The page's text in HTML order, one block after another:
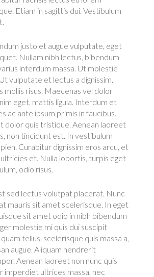
Etiam in sagittis dui. Vestibulum
justo et augue vulputate, eget
Nullam nibh lectus, bibendum
interdum massa. Ut molestie
vulputate et lectus a dignissim.
mollis risus. Maecenas vel dolor
eget, mattis ligula. Interdum et
ac ante ipsum primis in faucibus.
dolor quis tristique. Aenean laoreet
non tincidunt est. In vestibulum
Curabitur dignissim eros arcu, et
et. Nulla lobortis, turpis eget
odio risus.
sed lectus volutpat placerat. Nunc
mauris sit amet scelerisque. In eget
sit amet odio in nibh bibendum
molestie mi quis dui suscipit
tellus, scelerisque quis massa a,
augue. Aliquam hendrerit
Aenean laoreet non nunc quis
imperdiet ultrices massa, nec